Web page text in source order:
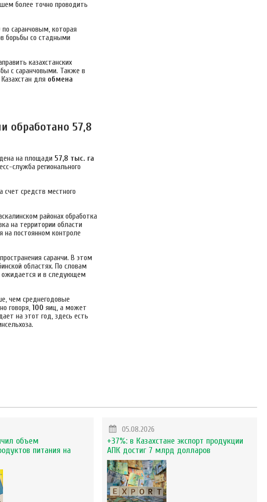
более точно проводить
по саранчовым, которая
борьбы со стадными
казахстанских
с саранчовыми. Также в
для обмена
обработано 57,8
на площади 57,8 тыс. га
служба регионального
средств местного
районах обработка
на территории области
на постоянном контроле
саранчи. В этом
областях. По словам
ожидается и в следующем
чем среднегодовые
говоря, 100 яиц, а может
на этот год, здесь есть
объем
питания на
05.08.2026
+37%: в Казахстане экспорт продукции
АПК достиг 7 млрд долларов